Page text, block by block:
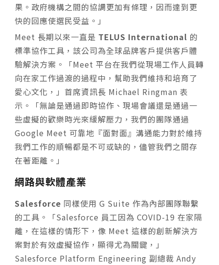
果。政府機構之間的協調更加有條理，因而達到更
快的回應使選民受益。」
Meet 長期以來一直是 TELUS International 的
標準協作工具，該公司為全球品牌客戶提供客戶體
驗解決方案。「Meet 平台在我們從現場工作人員轉
向在家工作過渡的過程中，幫助我們維持和培育了
愛心文化，」首席資訊長 Michael Ringman 表
示。「無論是通過即時協作、現場會議還是通過一
些虛擬的歡樂時光來緩解壓力，我們的團隊通過
Google Meet 可靠地『面對面』溝通能力對於維持
我們工作的順暢都是不可或缺的，儘管我們之間存
在著距離。」
網路與軟體產業
Salesforce 同樣使用 G Suite 作為內部團隊聯繫
的工具。「Salesforce 員工因為 COVID-19 在家隔
離，在這樣的情形下，像 Meet 這樣的創新解決方
案對於有效虛擬協作，顯得尤為關鍵，」
Salesforce Platform Engineering 副總裁 Andy